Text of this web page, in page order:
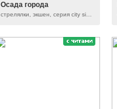
Осада города